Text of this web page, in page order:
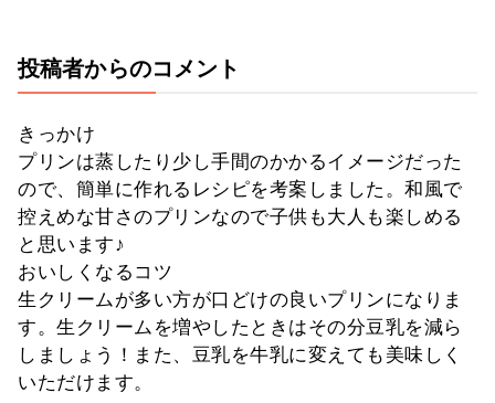
投稿者からのコメント
きっかけ
プリンは蒸したり少し手間のかかるイメージだった
ので、簡単に作れるレシピを考案しました。和風で
控えめな甘さのプリンなので子供も大人も楽しめる
と思います♪
おいしくなるコツ
生クリームが多い方が口どけの良いプリンになりま
す。生クリームを増やしたときはその分豆乳を減ら
しましょう！また、豆乳を牛乳に変えても美味しく
いただけます。